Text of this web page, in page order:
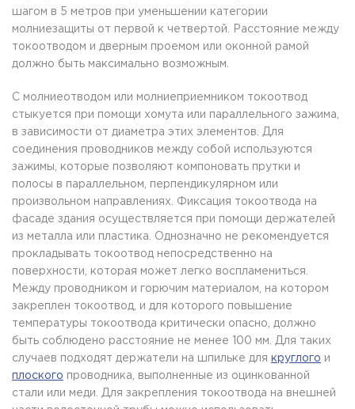
шагом в 5 метров при уменьшении категории
молниезащиты от первой к четвертой. Расстояние между
токоотводом и дверным проемом или оконной рамой
должно быть максимально возможным.
С молниеотводом или молниеприемником токоотвод
стыкуется при помощи хомута или параллельного зажима,
в зависимости от диаметра этих элементов. Для
соединения проводников между собой используются
зажимы, которые позволяют компоновать прутки и
полосы в параллельном, перпендикулярном или
произвольном направлениях. Фиксация токоотвода на
фасаде здания осуществляется при помощи держателей
из металла или пластика. Однозначно не рекомендуется
прокладывать токоотвод непосредственно на
поверхности, которая может легко воспламениться.
Между проводником и горючим материалом, на котором
закреплен токоотвод, и для которого повышение
температуры токоотвода критически опасно, должно
быть соблюдено расстояние не менее 100 мм. Для таких
случаев подходят держатели на шпильке для круглого и
плоского проводника, выполненные из оцинкованной
стали или меди. Для закрепления токоотвода на внешней